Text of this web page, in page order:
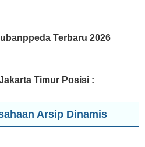
Terbaru 2026
Timur Posisi :
Arsip Dinamis